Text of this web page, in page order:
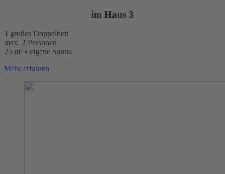
im Haus 3
1 großes Doppelbett
max. 2 Personen
25 m² • eigene Sauna
Mehr erfahren